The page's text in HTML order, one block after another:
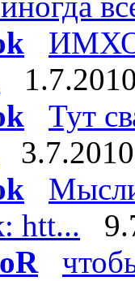
ИМХО
Тут
htt...